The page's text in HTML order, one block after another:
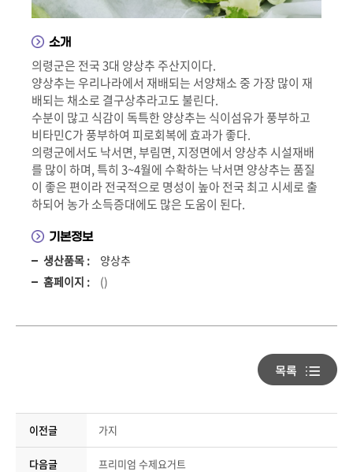
소개
의령군은 전국 3대 양상추 주산지이다.
양상추는 우리나라에서 재배되는 서양채소 중 가장 많이 재
배되는 채소로 결구상추라고도 불린다.
수분이 많고 식감이 독특한 양상추는 식이섬유가 풍부하고
비타민C가 풍부하여 피로회복에 효과가 좋다.
의령군에서도 낙서면, 부림면, 지정면에서 양상추 시설재배
를 많이 하며, 특히 3~4월에 수확하는 낙서면 양상추는 품질
이 좋은 편이라 전국적으로 명성이 높아 전국 최고 시세로 출
하되어 농가 소득증대에도 많은 도움이 된다.
기본정보
생산품목 :
양상추
홈페이지 :
()
이전글 가지
다음글 프리미엄 수제요거트